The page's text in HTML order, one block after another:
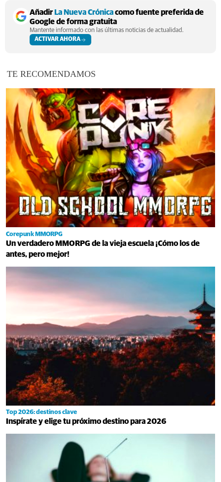
Añadir La Nueva Crónicacomo fuente preferida de
Google de forma gratuita
Mantente informado con las últimas noticias de actualidad.
ACTIVAR AHORA
TE RECOMENDAMOS
Corepunk MMORPG
Un verdadero MMORPG de la vieja escuela ¡Cómo los de
antes, pero mejor!
Top 2026: destinos clave
Inspírate y elige tu próximo destino para 2026